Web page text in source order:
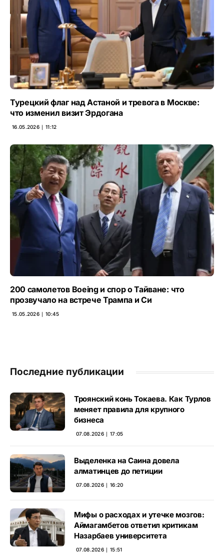
Турецкий флаг над Астаной и тревога в Москве:
что изменил визит Эрдогана
16.05.2026 ∣ 11:12
200 самолетов Boeing и спор о Тайване: что
прозвучало на встрече Трампа и Си
15.05.2026 ∣ 10:45
Последние публикации
Троянский конь Токаева. Как Турлов
меняет правила для крупного
бизнеса
07.08.2026 ∣ 17:05
Выделенка на Саина довела
алматинцев до петиции
07.08.2026 ∣ 16:20
Мифы о расходах и утечке мозгов:
Аймагамбетов ответил критикам
Назарбаев университета
07.08.2026 ∣ 15:51